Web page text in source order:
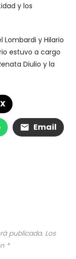
y los
Lombardi y Hilario
estuvo a cargo
Diulio y la
Email
publicada. Los
*